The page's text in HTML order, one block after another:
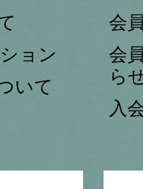
ョン
いて
会
会
ら
入